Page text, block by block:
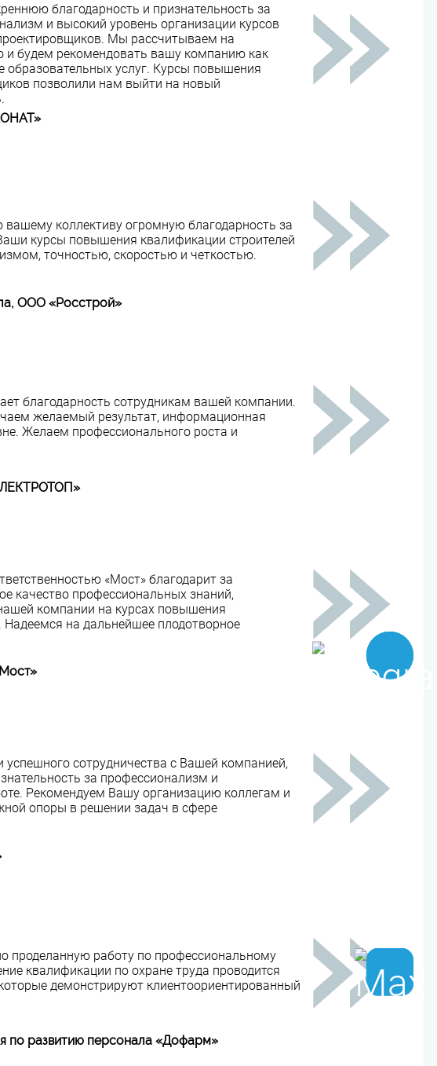
благодарность и признательность за
и высокий уровень организации курсов
Мы рассчитываем на
и будем рекомендовать вашу компанию как
образовательных услуг. Курсы повышения
позволили нам выйти на новый
коллективу огромную благодарность за
курсы повышения квалификации строителей
точностью, скоростью и четкостью.
ООО «Росстрой»
благодарность сотрудникам вашей компании.
желаемый результат, информационная
Желаем профессионального роста и
«Мост» благодарит за
качество профессиональных знаний,
компании на курсах повышения
Надеемся на дальнейшее плодотворное
успешного сотрудничества с Вашей компанией,
за профессионализм и
Рекомендуем Вашу организацию коллегам и
опоры в решении задач в сфере
проделанную работу по профессиональному
квалификации по охране труда проводится
демонстрируют клиентоориентированный
по развитию персонала «Дофарм»